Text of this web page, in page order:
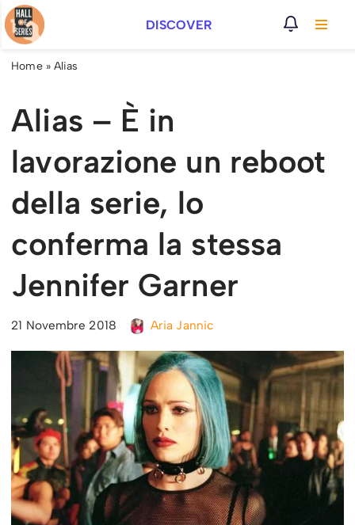
Vai
al
DISCOVER
Home» Alias
Alias – È in
lavorazione un reboot
della serie, lo
conferma la stessa
Jennifer Garner
21 Novembre 2018 Aria Jannic